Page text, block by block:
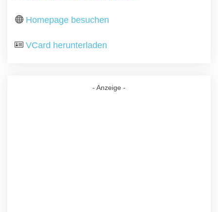
Homepage besuchen
VCard herunterladen
- Anzeige -